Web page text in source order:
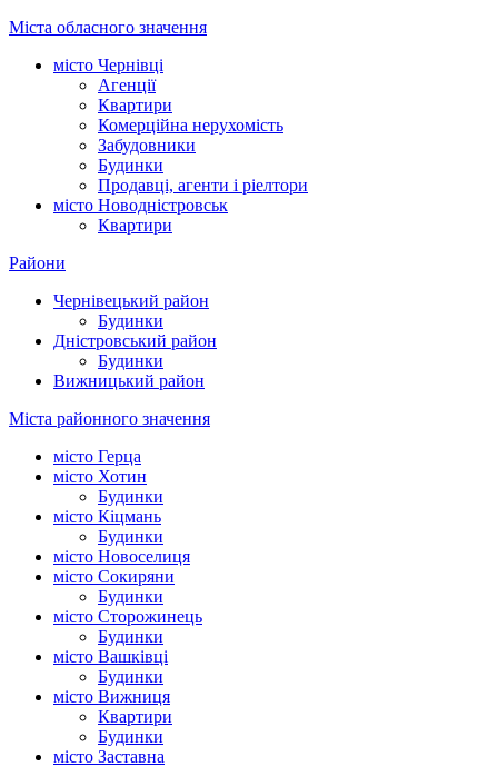
Міста обласного значення
місто Чернівці
Агенції
Квартири
Комерційна нерухомість
Забудовники
Будинки
Продавці, агенти і ріелтори
місто Новодністровськ
Квартири
Райони
Чернівецький район
Будинки
Дністровський район
Будинки
Вижницький район
Міста районного значення
місто Герца
місто Хотин
Будинки
місто Кіцмань
Будинки
місто Новоселиця
місто Сокиряни
Будинки
місто Сторожинець
Будинки
місто Вашківці
Будинки
місто Вижниця
Квартири
Будинки
місто Заставна